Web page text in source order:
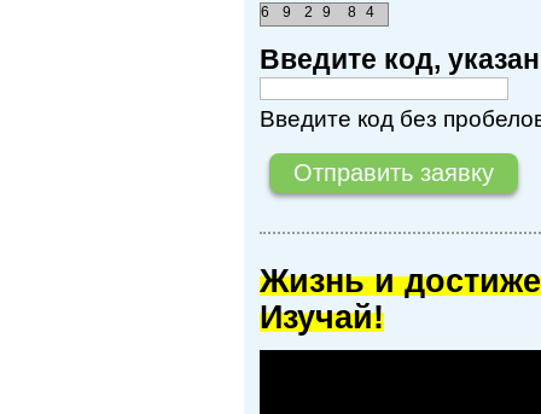
8 4
2 9
9
6
Введите код,
Введите код без
Жизнь и
Изучай!